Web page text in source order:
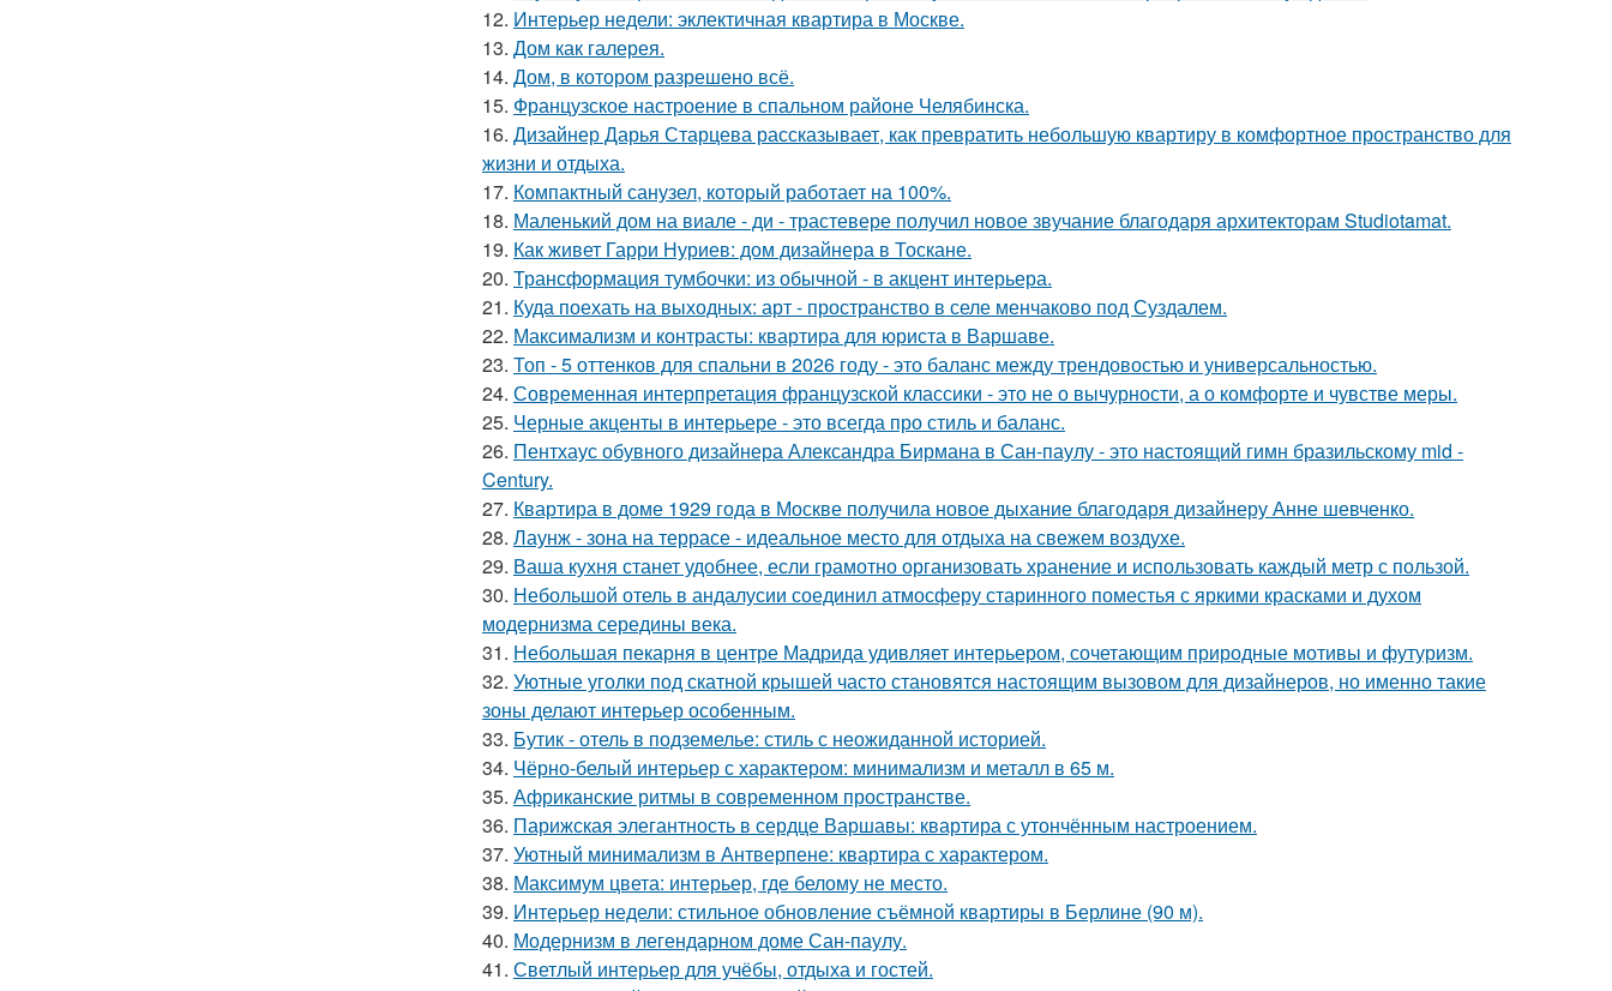
12. Интерьер недели: эклектичная квартира в Москве.
13. Дом как галерея.
14. Дом, в котором разрешено всё.
15. Французское настроение в спальном районе Челябинска.
16. Дизайнер Дарья Старцева рассказывает, как превратить небольшую квартиру в комфортное пространство для
жизни и отдыха.
17. Компактный санузел, который работает на 100%.
18. Маленький дом на виале - ди - трастевере получил новое звучание благодаря архитекторам Studiotamat.
19. Как живет Гарри Нуриев: дом дизайнера в Тоскане.
20. Трансформация тумбочки: из обычной - в акцент интерьера.
21. Куда поехать на выходных: арт - пространство в селе менчаково под Суздалем.
22. Максимализм и контрасты: квартира для юриста в Варшаве.
23. Топ - 5 оттенков для спальни в 2026 году - это баланс между трендовостью и универсальностью.
24. Современная интерпретация французской классики - это не о вычурности, а о комфорте и чувстве меры.
25. Черные акценты в интерьере - это всегда про стиль и баланс.
26. Пентхаус обувного дизайнера Александра Бирмана в Сан-паулу - это настоящий гимн бразильскому mid -
Century.
27. Квартира в доме 1929 года в Москве получила новое дыхание благодаря дизайнеру Анне шевченко.
28. Лаунж - зона на террасе - идеальное место для отдыха на свежем воздухе.
29. Ваша кухня станет удобнее, если грамотно организовать хранение и использовать каждый метр с пользой.
30. Небольшой отель в андалусии соединил атмосферу старинного поместья с яркими красками и духом
модернизма середины века.
31. Небольшая пекарня в центре Мадрида удивляет интерьером, сочетающим природные мотивы и футуризм.
32. Уютные уголки под скатной крышей часто становятся настоящим вызовом для дизайнеров, но именно такие
зоны делают интерьер особенным.
33. Бутик - отель в подземелье: стиль с неожиданной историей.
34. Чёрно-белый интерьер с характером: минимализм и металл в 65 м.
35. Африканские ритмы в современном пространстве.
36. Парижская элегантность в сердце Варшавы: квартира с утончённым настроением.
37. Уютный минимализм в Антверпене: квартира с характером.
38. Максимум цвета: интерьер, где белому не место.
39. Интерьер недели: стильное обновление съёмной квартиры в Берлине (90 м).
40. Модернизм в легендарном доме Сан-паулу.
41. Светлый интерьер для учёбы, отдыха и гостей.